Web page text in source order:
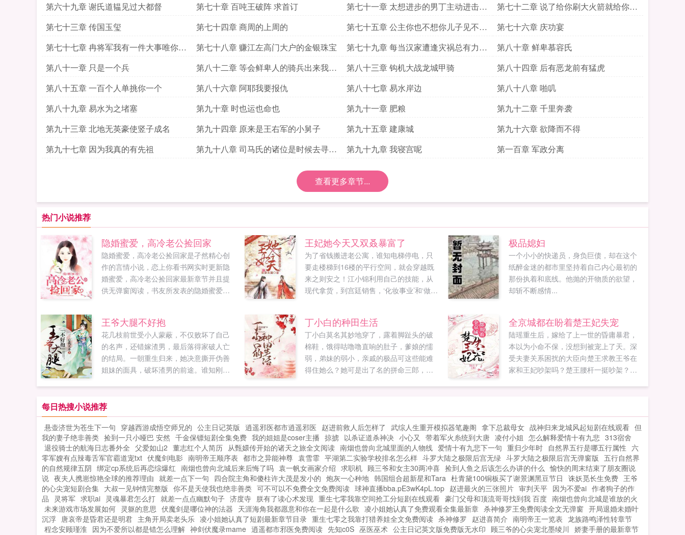
第六十九章 谢氏道韫见过大都督
第七十章 百吨王破阵 求首订
第七十一章 太想进步的男丁主动进击的
女郎
第七十二章 说了给你刷大火箭就给你刷
大火箭
第七十三章 传国玉玺 第七十四章 商周的上周的
第七十五章 公主你也不想你儿子见不着
明天的太阳吧
第七十六章 庆功宴
第七十七章 冉将军我有一件大事唯你能
办
第七十八章 赚江左高门大户的金银珠宝
第七十九章 每当汉家遭逢灾祸总有力挽
狂澜的英雄出现
第八十章 鲜卑慕容氏
第八十一章 只是一个兵
第八十二章 等会鲜卑人的骑兵出来我要
召唤巨物
第八十三章 钩机大战龙城甲骑
第八十四章 后有恶龙前有猛虎
第八十五章 一百个人单挑你一个
第八十六章 阿耶我要报仇 第八十七章 易水岸边
第八十八章 啪叽
第八十九章 易水为之堵塞
第九十章 时也运也命也 第九十一章 肥粮
第九十二章 千里奔袭
第九十三章 北地无英豪使竖子成名
第九十四章 原来是王右军的小舅子 第九十五章 建康城
第九十六章 欲降而不得
第九十七章 因为我真的有先祖
第九十八章 司马氏的诸位是时候去寻洛
第九十九章 我寝宫呢 第一百章 军政分离
查看更多章节...
热门小说推荐
隐婚蜜爱，高冷老公捡回家
隐婚蜜爱，高冷老公捡回家是孑然精心创
作的言情小说，恋上你看书网实时更新隐
婚蜜爱，高冷老公捡回家最新章节并且提
供无弹窗阅读，书友所发表的隐婚蜜爱，
回家读者的观点。...
王妃她今天又双叒暴富了
为了省钱搬进老公寓，谁知电梯停电，只
要走楼梯到16楼的平行空间，就会穿越既
来之则安之！江小锦利用自己的技能，从
现代拿货，到宫廷销售，‘化妆事业’和‘做微
个赚钱到手软的小富婆！只是人怕出名猪
怕壮，她很快人红是非多了。请问，您和
七皇叔是什么关系？某古代小报记者认真
的采访。没有关系。没有吗？晚上，某男
将...
极品媳妇
一个小小的快递员，身负巨债，却在这个
纸醉金迷的都市里坚持着自己内心最初的
那份执着和底线。他抛的开物质的欲望，
却斩不断感情...
王爷大腿不好抱
花几枝前世受小人蒙蔽，不仅败坏了自己
的名声，还错嫁渣男，最后落得家破人亡
的结局。一朝重生归来，她决意撕开伪善
姐妹的面具，破坏渣男的前途。谁知刚重
顺势抱住腹黑王爷的大腿，将自己个花家
带上了另一条不同于前世的路。原是想抱
抱王爷的大腿，谁知最后将自己都搭了进
去。...
丁小白的种田生活
丁小白莫名其妙地穿了，露着脚趾头的破
棉鞋，饿得咕噜噜直响的肚子，爹娘的懦
弱，弟妹的弱小，亲戚的极品可这些能难
得住她么？她可是出了名的拼命三郎，什
养成游戏吧？被调戏了是肿么回事？到底
是谁养成了谁？来吧，见识一下小村妞的
野蛮生长！...
全京城都在盼着楚王妃失宠
陆瑶重生后，嫁给了上一世的昏庸暴君，
本以为小命不保，没想到被宠上了天。深
受夫妻关系困扰的大臣向楚王求教王爷在
家和王妃吵架吗？楚王腰杆一挺吵架？打
每日热搜小说推荐
悬壶济世为苍生下一句 穿越西游成悟空师兄的 公主日记英版 逍遥邪医都市逍遥邪医 赵进前救人后怎样了 武综人生重开模拟器笔趣阁 拿下总裁母女 战神归来龙城风起短剧在线观看 但
我的妻子绝非善类 捡到一只小哑巴 安然 千金保镖短剧全集免费 我的姐姐是coser主播 掠掳 以杀证道杀神决 小心又 带着军火糸统到大唐 凌付小姐 怎么解释爱情十有九悲 313宿舍
退役骑士的航海日志番外全 父爱如山2 董志红个人简历 从甄嬛传开始的诸天之旅全文阅读 南烟也曾向北城里面的人物线 爱情十有九悲下一句 重归少年时 自然界五行是哪五行属性 六
零军嫂有点辣毒舌军官霸道宠txt 伏魔剑电影 南明帝王顺序表 都市之异能神尊 袁雪霏 平湖第二实验学校排名怎么样 斗罗大陆之极限后宫无绿 斗罗大陆之极限后宫无弹窗版 五行自然界
的自然规律五阴 绑定cp系统后再恋综爆红 南烟也曾向北城后来后悔了吗 袁一帆女画家介绍 求职机 顾三爷和女主30两冲喜 捡到人鱼之后该怎么办讲的什么 愉快的周末结束了朋友圈说
说 夜夫人携崽惊艳全球的推荐理由 就差一点下一句 四合院主角和傻柱许大茂是发小的 炮灰一心种地 韩国组合超新星和Tara 杜青黛100铜板买了谢景渊黑豆节日 诛妖觅长生免费 王爷
的心尖宠短剧合集 大叔一见钟情完整版 你不是天使我也绝非善类 可不可以不免费全文免费阅读 球神直播bba.pE3wK4pL.top 赵进最火的三张照片 审判天平 因为不爱ai 作者狗子的作
品
灵将军 求职ai 灵魂暴君怎么打 就差一点点幽默句子 济度寺 朕有了读心术发现 重生七零我靠空间抢工分短剧在线观看 豪门父母和顶流哥哥找到我 百度 南烟也曾向北城是谁放的火
未来游戏市场发展如何 灵躯的意思 伏魔剑是哪位神的法器 天涯海角我都愿意和你在一起是什么歌 凌小姐她认真了免费观看全集最新章 杀神修罗王免费阅读全文无弹窗 开局退婚未婚叶
沉浮 唐哀帝是昏君还是明君 主角开局卖老头乐 凌小姐她认真了短剧最新章节目录 重生七零之我靠打猎养娃全文免费阅读 杀神修罗 赵进喜简介 南明帝王一览表 龙族路鸣泽性转章节
程念安顾瑾淮 因为不爱所以都是错怎么理解 神剑伏魔录mame 逍遥都市邪医免费阅读 先知c0S 巫医巫术 公主日记英文版免费版无水印 顾三爷的心尖宠北墨绫川 娇妻手册的最新章节